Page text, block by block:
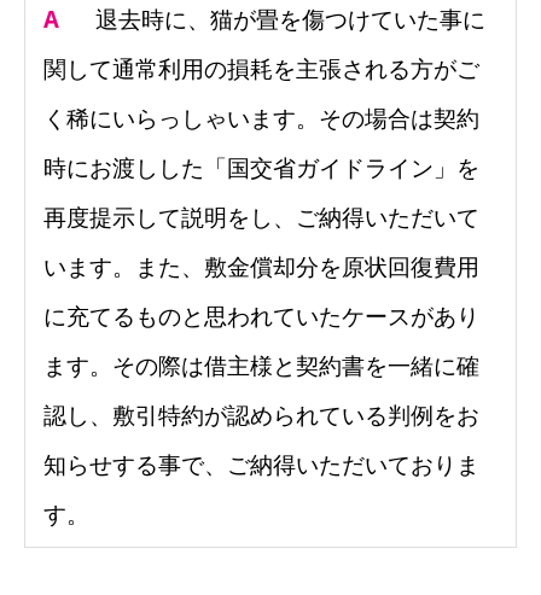
A 退去時に、 猫が畳を傷つけていた事に
関して通常利用の損耗を主張される方がご
く稀にいらっしゃいます。その場合は契約
時にお渡しした「国交省ガイドライン」を
再度提示して説明をし、ご納得いただいて
います。また、 敷金償却分を原状回復費用
に充てるものと思われていたケースがあり
ます。その際は借主様と契約書を一緒に確
認し、 敷引特約が認められている判例をお
知らせする事で、ご納得いただいておりま
す。